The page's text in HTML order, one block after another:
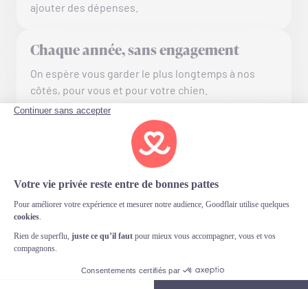
ajouter des dépenses.
Chaque année, sans engagement
On espère vous garder le plus longtemps à nos
côtés, pour vous et pour votre chien.
Mais sachez-le :si vous avez envie de nous quitter,
c’est quand vous voulez dès le treizième mois de
Pas de préavis, pas de
réengagement sur un an. Vous êtes libres comme
l’air.
Obtenir mon tarif en 1 min